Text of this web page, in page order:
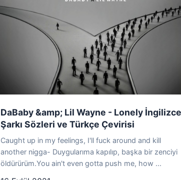
DaBaby &amp; Lil Wayne - Lonely İngilizce
Şarkı Sözleri ve Türkçe Çevirisi
Caught up in my feelings, I'll fuck around and kill
another nigga- Duygularıma kapılıp, başka bir zenciyi
öldürürüm.You ain't even gotta push me, how ...